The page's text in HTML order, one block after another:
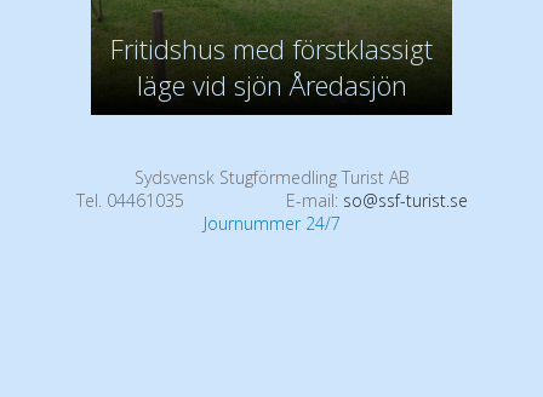
Fritidshus med förstklassigt
läge vid sjön Åredasjön
Sydsvensk Stugförmedling Turist AB
Tel. 04461035
E-mail: so@ssf-turist.se
Journummer 24/7